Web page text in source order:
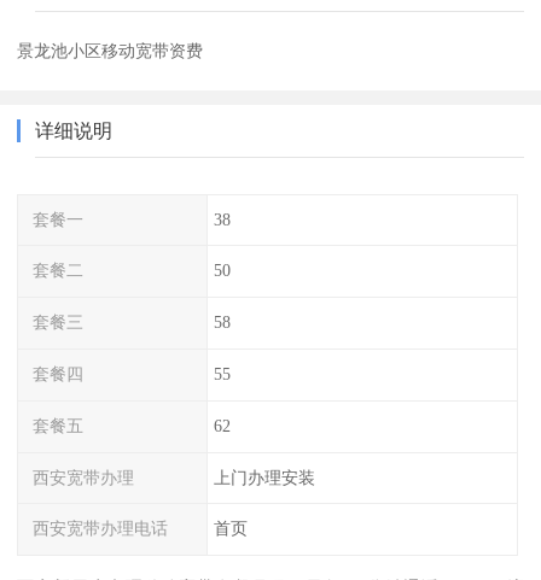
景龙池小区移动宽带资费
详细说明
套餐一 38
套餐二 50
套餐三 58
套餐四 55
套餐五 62
西安宽带办理 上门办理安装
西安宽带办理电话 首页